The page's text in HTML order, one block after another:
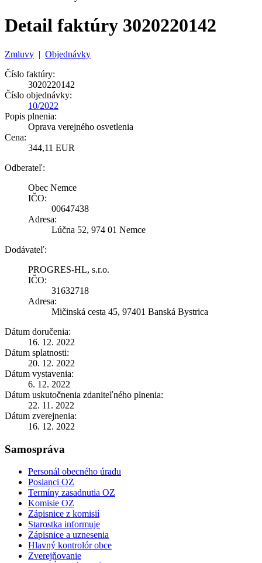
Detail faktúry 3020220142
Zmluvy | Objednávky
Číslo faktúry:
3020220142
Číslo objednávky:
10/2022
Popis plnenia:
Oprava verejného osvetlenia
Cena:
344,11 EUR
Odberateľ:
Obec Nemce
IČO:
00647438
Adresa:
Lúčna 52, 974 01 Nemce
Dodávateľ:
PROGRES-HL, s.r.o.
IČO:
31632718
Adresa:
Mičinská cesta 45, 97401 Banská Bystrica
Dátum doručenia:
16. 12. 2022
Dátum splatnosti:
20. 12. 2022
Dátum vystavenia:
6. 12. 2022
Dátum uskutočnenia zdaniteľného plnenia:
22. 11. 2022
Dátum zverejnenia:
16. 12. 2022
Samospráva
Personál obecného úradu
Poslanci OZ
Termíny zasadnutia OZ
Komisie OZ
Zápisnice z komisií
Starostka informuje
Zápisnice a uznesenia
Hlavný kontrolór obce
Zverejňovanie